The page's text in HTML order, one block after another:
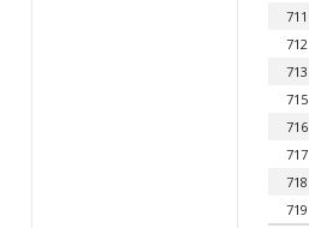
711
712
713
715
716
717
718
719